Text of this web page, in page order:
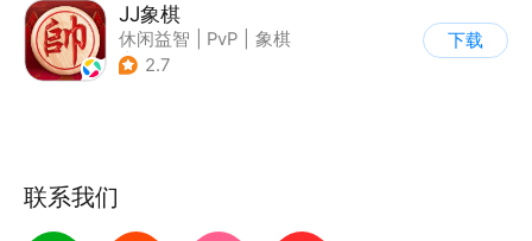
JJ象棋
休闲益智 PvP
象棋
| 学习教育
2.7
下载
联系我们